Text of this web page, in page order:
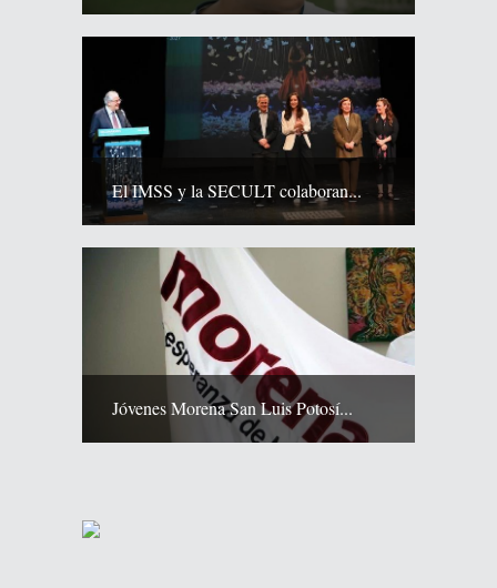
El IMSS y la SECULT colaboran...
Jóvenes Morena San Luis Potosí...